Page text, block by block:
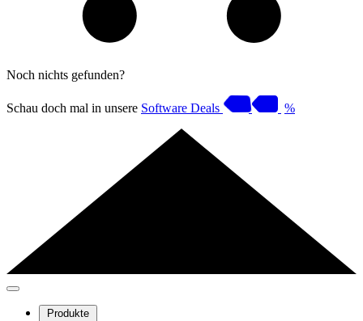
Noch nichts gefunden?
Schau doch mal in unsere Software Deals %
Produkte